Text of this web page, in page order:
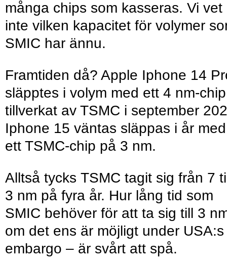
många chips som kasseras. Vi vet
inte vilken kapacitet för volymer
SMIC har ännu.
Framtiden då? Apple Iphone 14
släpptes i volym med ett 4 nm-chip
tillverkat av TSMC i september
Iphone 15 väntas släppas i år med
ett TSMC-chip på 3 nm.
Alltså tycks TSMC tagit sig från 7
3 nm på fyra år. Hur lång tid som
SMIC behöver för att ta sig till 3
om det ens är möjligt under USA:s
embargo – är svårt att spå.